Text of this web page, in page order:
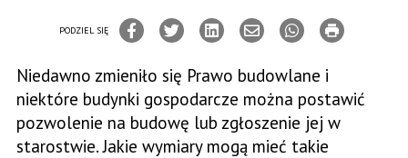
PODZIEL SIĘ
Niedawno zmieniło się Prawo budowlane i
niektóre budynki gospodarcze można postawić
pozwolenie na budowę lub zgłoszenie jej w
starostwie. Jakie wymiary mogą mieć takie